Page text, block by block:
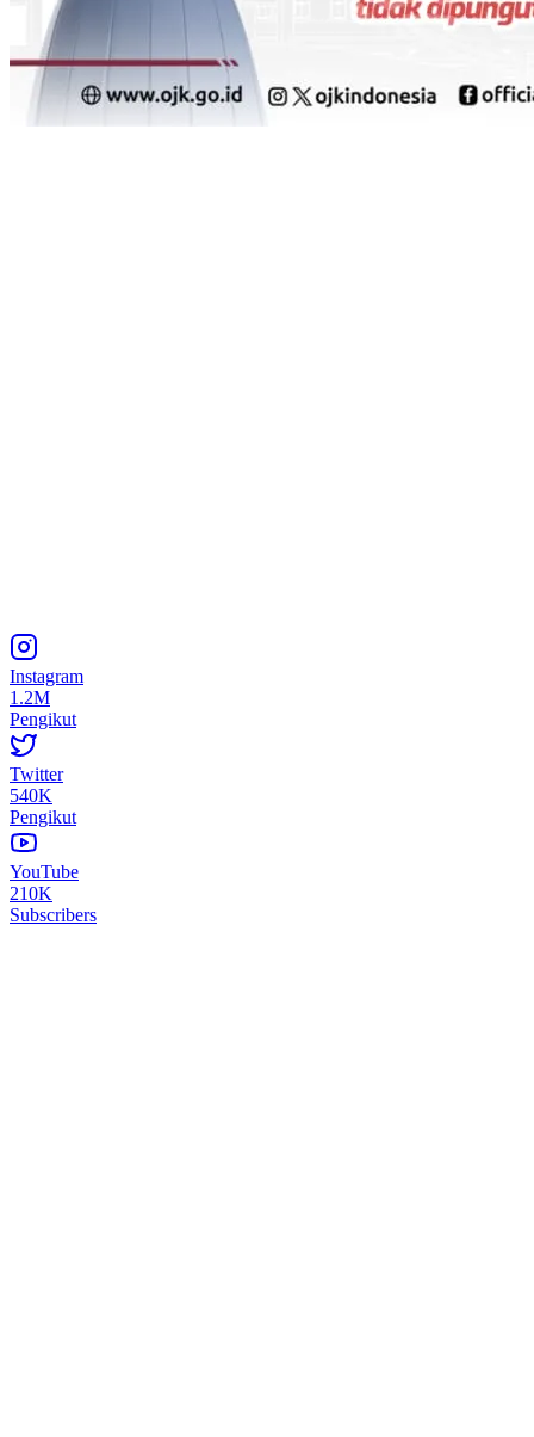
Instagram
1.2M
Pengikut
Twitter
540K
Pengikut
YouTube
210K
Subscribers